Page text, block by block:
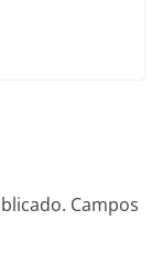
Campos